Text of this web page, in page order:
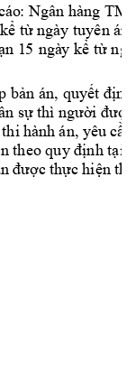
áo: Ngân hàng
từ ngày tuyên á
15 ngày kể từ
bản án, quyết
sự thì người
thi hành án, yêu
theo quy định tại
được thực hiện